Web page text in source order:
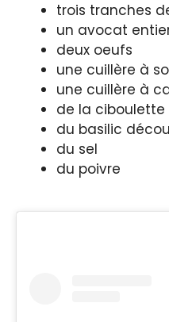
trois tranches
un avocat
deux oeufs
une cuillère à
une cuillère à
de la ciboulette
du basilic
du sel
du poivre